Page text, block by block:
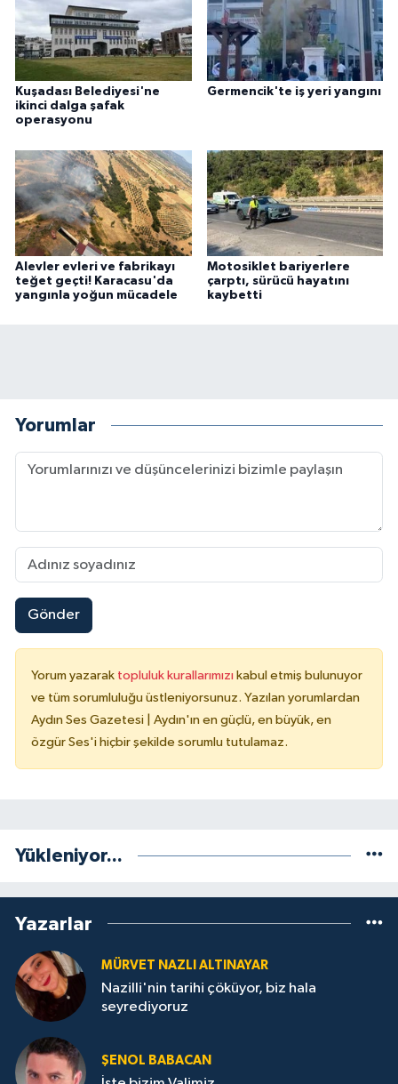
Kuşadası Belediyesi'ne
ikinci dalga şafak
operasyonu
Germencik'te iş yeri yangını
Alevler evleri ve fabrikayı
teğet geçti! Karacasu'da
yangınla yoğun mücadele
Motosiklet bariyerlere
çarptı, sürücü hayatını
kaybetti
Yorumlar
Gönder
Yorum yazarak topluluk kurallarımızı kabul etmiş bulunuyor
ve tüm sorumluluğu üstleniyorsunuz. Yazılan yorumlardan
Aydın Ses Gazetesi | Aydın'ın en güçlü, en büyük, en
özgür Ses'i hiçbir şekilde sorumlu tutulamaz.
Yükleniyor...
Yazarlar
MÜRVET NAZLI ALTINAYAR
Nazilli'nin tarihi çöküyor, biz hala
seyrediyoruz
ŞENOL BABACAN